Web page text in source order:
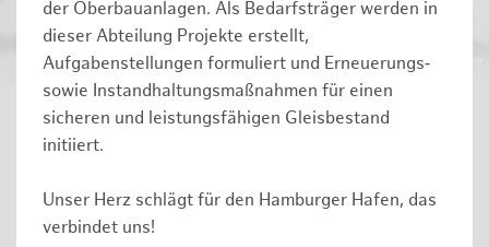
der Oberbauanlagen. Als Bedarfsträger werden in
dieser Abteilung Projekte erstellt,
Aufgabenstellungen formuliert und Erneuerungs‑
sowie Instandhaltungsmaßnahmen für einen
sicheren und leistungsfähigen Gleisbestand
initiiert.
Unser Herz schlägt für den Hamburger Hafen, das
verbindet uns!